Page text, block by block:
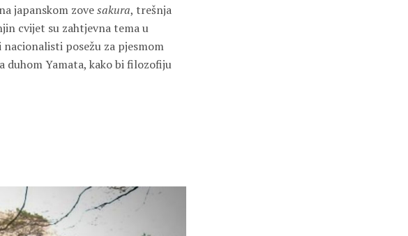
japanskom zovesakura, trešnja
cvijet su zahtjevna tema u
posežu za pjesmom
duhom Yamata, kako bi filozofiju